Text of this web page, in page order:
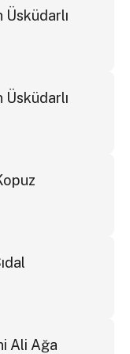
Ali Ağa